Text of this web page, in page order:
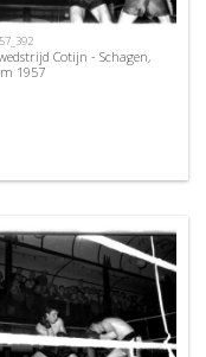
Cotijn - Schagen,
1957